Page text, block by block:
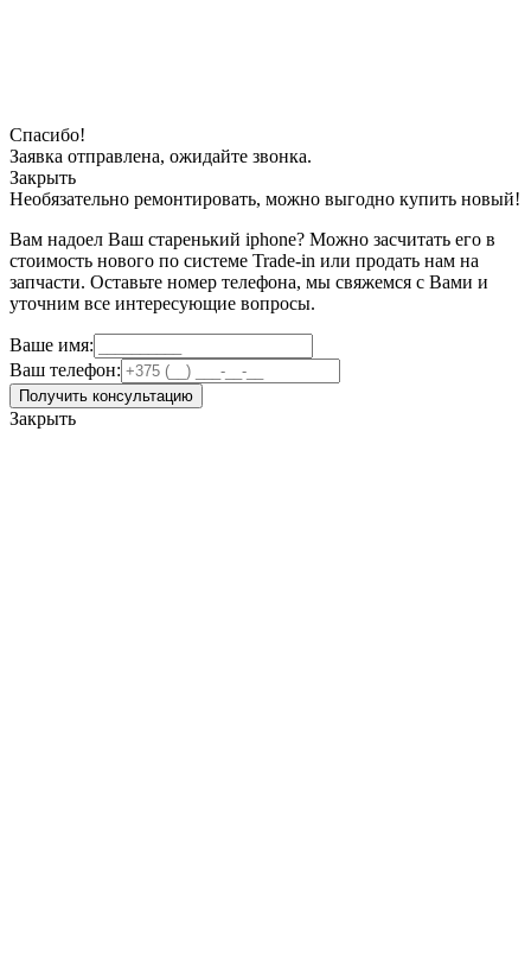
Спасибо!
Заявка отправлена, ожидайте звонка.
Закрыть
Необязательно ремонтировать, можно выгодно купить новый!
Вам надоел Ваш старенький iphone? Можно засчитать его в
стоимость нового по системе Trade-in или продать нам на
запчасти. Оставьте номер телефона, мы свяжемся с Вами и
уточним все интересующие вопросы.
Ваше имя:
Ваш телефон:
Получить консультацию
Закрыть